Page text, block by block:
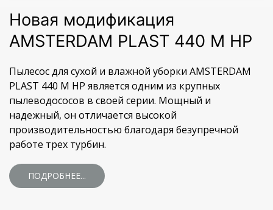
Новая модификация
AMSTERDAM PLAST 440 M HP
Пылесос для сухой и влажной уборки AMSTERDAM
PLAST 440 M HP является одним из крупных
пылеводососов в своей серии. Мощный и
надежный, он отличается высокой
производительностью благодаря безупречной
работе трех турбин.
ПОДРОБНЕЕ...